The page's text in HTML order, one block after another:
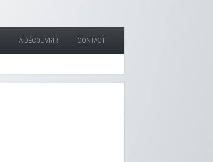
A DÉCOUVRIR CONTACT